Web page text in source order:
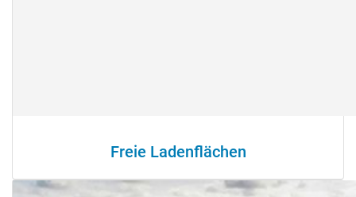
Freie Ladenflächen